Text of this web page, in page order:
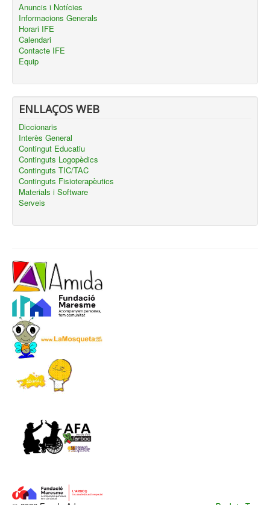
Anuncis i Notícies
Informacions Generals
Horari IFE
Calendari
Contacte IFE
Equip
ENLLAÇOS WEB
Diccionaris
Interès General
Contingut Educatiu
Continguts Logopèdics
Continguts TIC/TAC
Continguts Fisioterapèutics
Materials i Software
Serveis